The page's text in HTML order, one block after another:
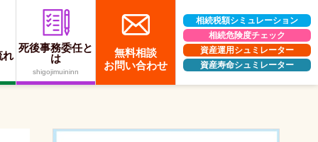
れ
死後事務委任と
は
shigojimuininn
無料相談
お問い合わせ
相続税額シミュレーション
相続危険度チェック
資産運用シュミレーター
資産寿命シュミレーター